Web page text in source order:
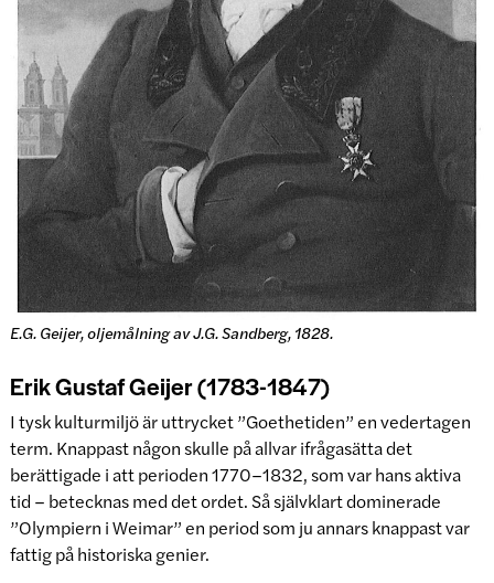
E.G. Geijer, oljemålning av J.G. Sandberg, 1828.
Erik Gustaf Geijer (1783-1847)
I tysk kulturmiljö är uttrycket ”Goethetiden” en vedertagen
term. Knappast någon skulle på allvar ifrågasätta det
berättigade i att perioden 1770–1832, som var hans aktiva
tid – betecknas med det ordet. Så självklart dominerade
”Olympiern i Weimar” en period som ju annars knappast var
fattig på historiska genier.